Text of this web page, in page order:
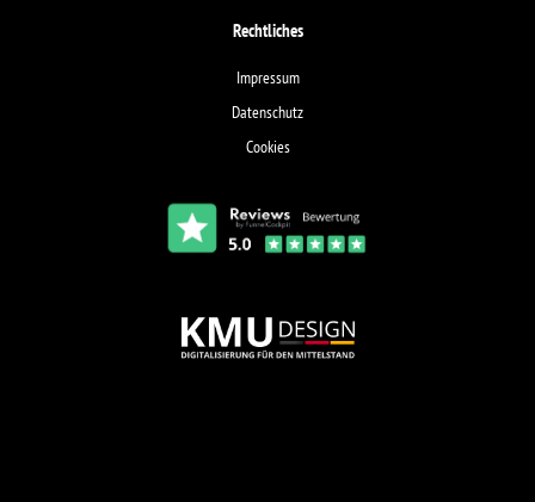
Rechtliches
Impressum
Datenschutz
Cookies